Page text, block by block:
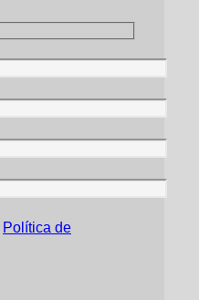
Política de